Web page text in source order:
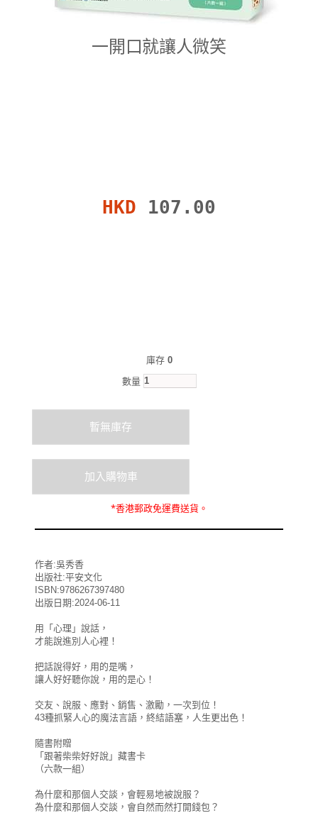
一開口就讓人微笑
HKD 107.00
庫存 0
數量
*香港郵政免運費送貨。
作者:吳秀香
出版社:平安文化
ISBN:9786267397480
出版日期:2024-06-11
用「心理」說話，
才能說進別人心裡！
把話說得好，用的是嘴，
讓人好好聽你說，用的是心！
交友、說服、應對、銷售、激勵，一次到位！
43種抓緊人心的魔法言語，終結語塞，人生更出色！
隨書附贈
「跟著柴柴好好說」藏書卡
（六款一組）
為什麼和那個人交談，會輕易地被說服？
為什麼和那個人交談，會自然而然打開錢包？